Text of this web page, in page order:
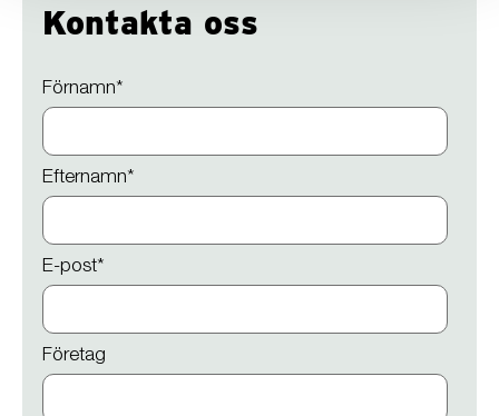
Kontakta oss
Förnamn*
Efternamn*
E-post*
Företag